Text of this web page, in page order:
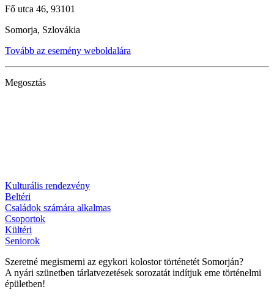
Fő utca 46, 93101
Somorja, Szlovákia
Tovább az esemény weboldalára
Megosztás
Kulturális rendezvény
Beltéri
Családok számára alkalmas
Csoportok
Kültéri
Seniorok
Szeretné megismerni az egykori kolostor történetét Somorján?
A nyári szünetben tárlatvezetések sorozatát indítjuk eme történelmi
épületben!